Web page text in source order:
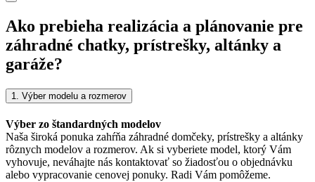
Ako prebieha realizácia a plánovanie pre
záhradné chatky, prístrešky, altánky a
garáže?
1. Výber modelu a rozmerov
Výber zo štandardných modelov
Naša široká ponuka zahŕňa záhradné domčeky, prístrešky a altánky
rôznych modelov a rozmerov. Ak si vyberiete model, ktorý Vám
vyhovuje, neváhajte nás kontaktovať so žiadosťou o objednávku
alebo vypracovanie cenovej ponuky. Radi Vám pomôžeme.